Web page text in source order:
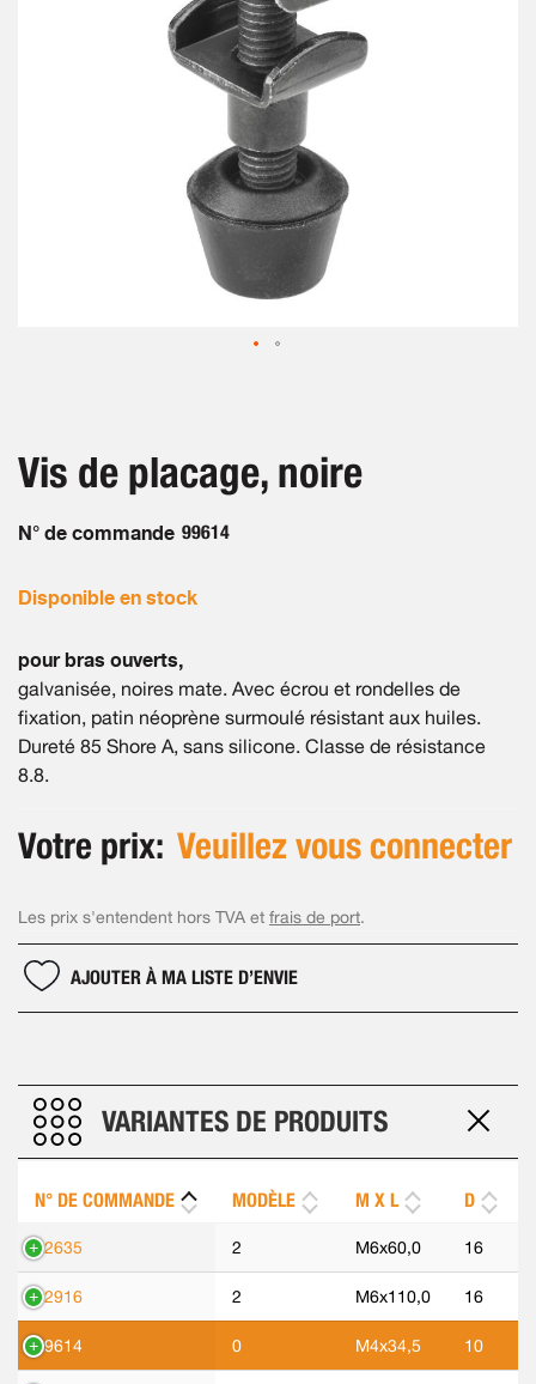
beginning
of
images
Vis de placage, noire
N° de commande 99614
Disponible en stock
pour bras ouverts,
galvanisée, noires mate. Avec écrou et rondelles de
fixation, patin néoprène surmoulé résistant aux huiles.
Dureté 85 Shore A, sans silicone. Classe de résistance
8.8.
Votre prix: Veuillez vous connecter
Les prix s'entendent hors TVA et frais de port.
AJOUTER À MA LISTE D’ENVIE
VARIANTES DE PRODUITS
N° DE COMMANDE MODÈLE M X L D
92635 2 M6x60,0 16
92916 2 M6x110,0 16
99614 0 M4x34,5 10